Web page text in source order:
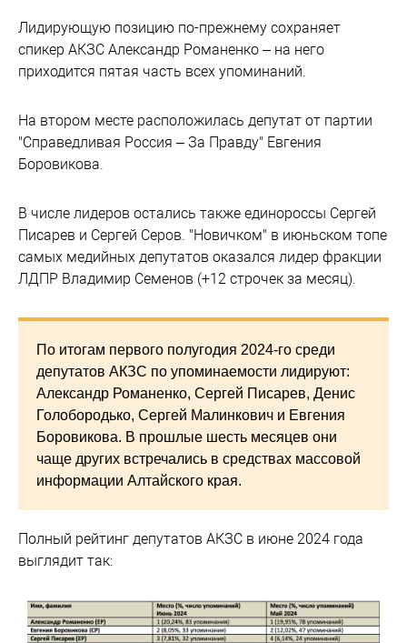
Лидирующую позицию по-прежнему сохраняет
спикер АКЗС Александр Романенко – на него
приходится пятая часть всех упоминаний.
На втором месте расположилась депутат от партии
"Справедливая Россия – За Правду" Евгения
Боровикова.
В числе лидеров остались также единороссы Сергей
Писарев и Сергей Серов. "Новичком" в июньском топе
самых медийных депутатов оказался лидер фракции
ЛДПР Владимир Семенов (+12 строчек за месяц).
По итогам первого полугодия 2024-го среди
депутатов АКЗС по упоминаемости лидируют:
Александр Романенко, Сергей Писарев, Денис
Голобородько, Сергей Малинкович и Евгения
Боровикова. В прошлые шесть месяцев они
чаще других встречались в средствах массовой
информации Алтайского края.
Полный рейтинг депутатов АКЗС в июне 2024 года
выглядит так: